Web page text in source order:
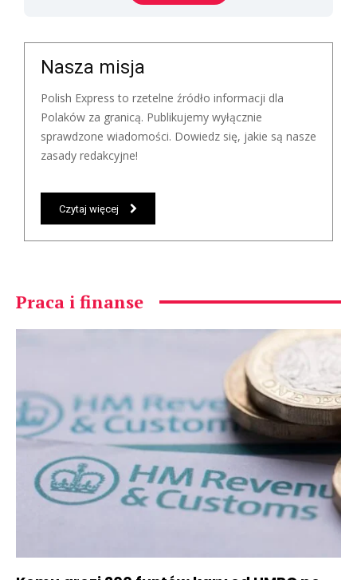
Nasza misja
Polish Express to rzetelne źródło informacji dla
Polaków za granicą. Publikujemy wyłącznie
sprawdzone wiadomości. Dowiedz się, jakie są nasze
zasady redakcyjne!
Czytaj więcej
Praca i finanse